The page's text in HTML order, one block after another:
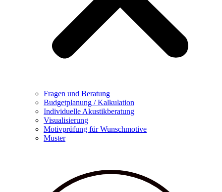
Fragen und Beratung
Budgetplanung / Kalkulation
Individuelle Akustikberatung
Visualisierung
Motivprüfung für Wunschmotive
Muster